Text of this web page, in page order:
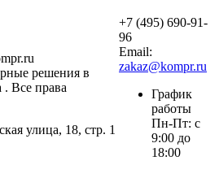
решения в
. Все права
улица, 18, стр. 1
+7 (495) 690-91-
96
Email:
zakaz@kompr.ru
График
работы
Пн-Пт: с
9:00 до
18:00